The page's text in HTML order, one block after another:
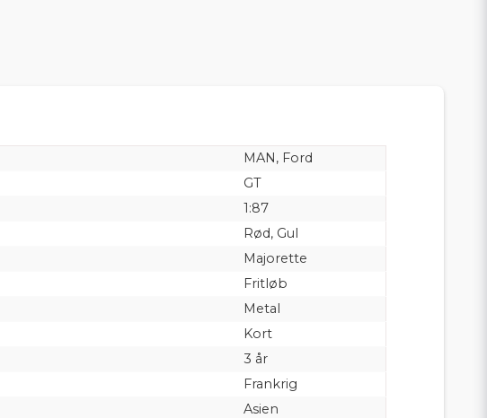
MAN, Ford
GT
1:87
Rød, Gul
Majorette
Fritløb
Metal
Kort
3 år
Frankrig
Asien